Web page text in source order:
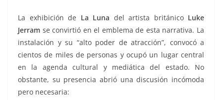
La exhibición de La Luna del artista británicoLuke
Jerram se convirtió en el emblema de esta narrativa. La
instalación y su “alto poder de atracción”, convocó a
cientos de miles de personas y ocupó un lugar central
en la agenda cultural y mediática del estado. No
obstante, su presencia abrió una discusión incómoda
pero necesaria: